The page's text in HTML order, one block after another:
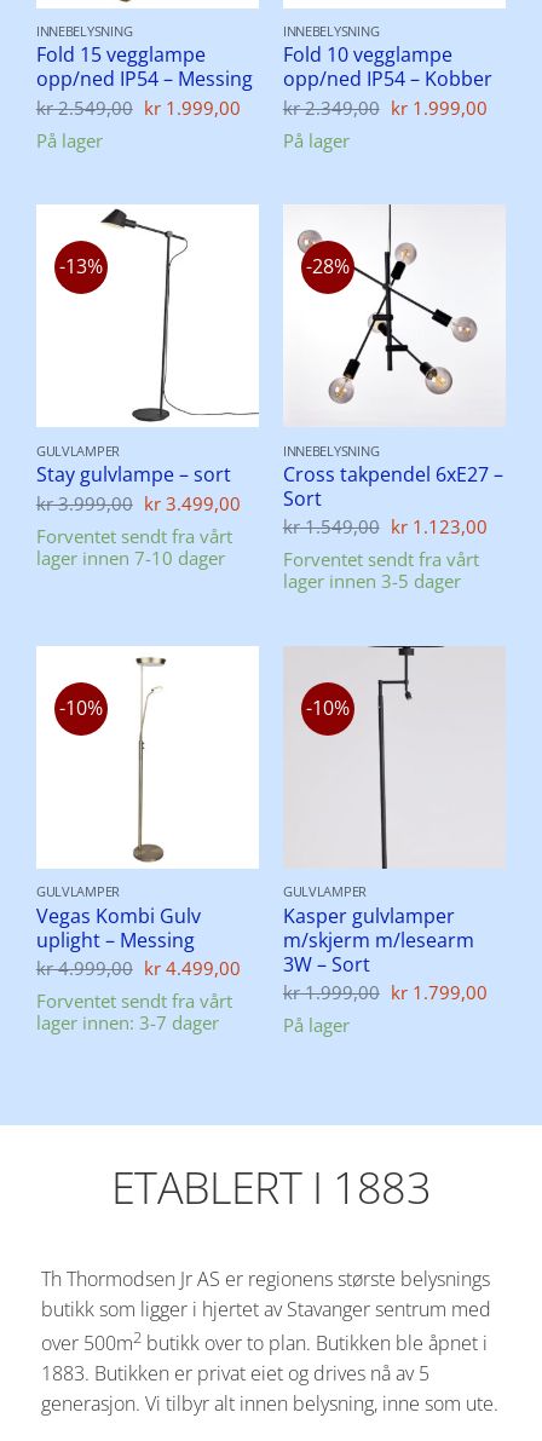
INNEBELYSNING
Fold 15 vegglampe
opp/ned IP54 – Messing
kr2.549,00 Opprinnelig
kr 1.999,00 Nåværende
På lager
INNEBELYSNING
Fold 10 vegglampe
opp/ned IP54 – Kobber
kr2.349,00 Opprinnelig
kr 1.999,00
På lager
-13%
GULVLAMPER
Stay gulvlampe – sort
kr3.999,00 Opprinnelig
pris
var:
kr 3.999,00.
kr 3.499,00 Nåværende
kr 3.499,00.
Forventet sendt fra vårt
lager innen 7-10 dager
-28%
INNEBELYSNING
Cross takpendel 6xE27 –
Sort
kr1.549,00 Opprinnelig
pris
var:
kr 1.549,00.
kr 1.123,00
Forventet sendt fra vårt
lager innen 3-5 dager
-10%
GULVLAMPER
Vegas Kombi Gulv
uplight – Messing
kr4.999,00 Opprinnelig
pris
var:
kr 4.999,00.
kr 4.499,00 Nåværende
kr 4.499,00.
Forventet sendt fra vårt
lager innen: 3-7 dager
-10%
GULVLAMPER
Kasper gulvlamper
m/skjerm m/lesearm
3W – Sort
kr1.999,00 Opprinnelig
kr 1.799,00
På lager
ETABLERT I 1883
Th Thormodsen Jr AS er regionens største belysnings
butikk som ligger i hjertet av Stavanger sentrum med
over 500m2butikk over to plan. Butikken ble åpnet i
1883. Butikken er privat eiet og drives nå av 5
generasjon. Vi tilbyr alt innen belysning, inne som ute.